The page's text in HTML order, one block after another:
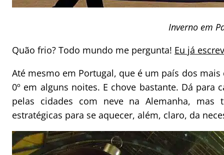
Inverno em
Quão frio? Todo mundo me pergunta! Eu já
Até mesmo em Portugal, que é um país dos
0º em alguns noites. E chove bastante. Dá
pelas cidades com neve na Alemanha,
estratégicas para se aquecer, além, claro, da